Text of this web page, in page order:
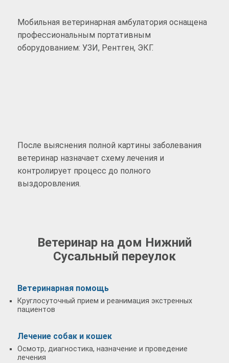
Мобильная ветеринарная амбулатория оснащена
профессиональным портативным
оборудованием: УЗИ, Рентген, ЭКГ.
После выяснения полной картины заболевания
ветеринар назначает схему лечения и
контролирует процесс до полного
выздоровления.
Ветеринар на дом Нижний
Сусальный переулок
Ветеринарная помощь
Круглосуточный прием и реанимация экстренных
пациентов
Лечение собак и кошек
Осмотр, диагностика, назначение и проведение
лечения